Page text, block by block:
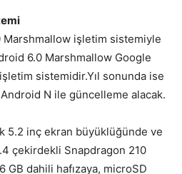
işletim sistemiyle
6.0 Marshmallow Google
işletim sistemidir.Yıl sonunda ise
N ile güncelleme alacak.
5.2 inç ekran büyüklüğünde ve
çekirdekli Snapdragon 210
GB dahili hafızaya, microSD